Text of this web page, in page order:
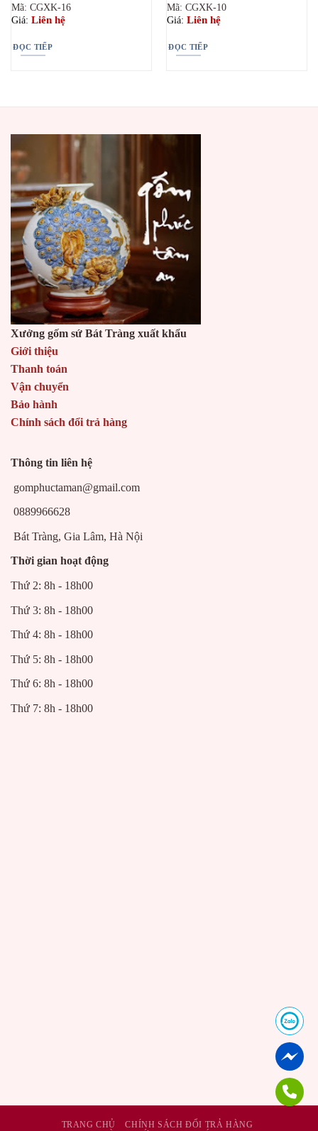
Mã: CGXK-16
Giá: Liên hệ
ĐỌC TIẾP
Mã: CGXK-10
Giá: Liên hệ
ĐỌC TIẾP
Xưởng gốm sứ Bát Tràng xuất khẩu
Giới thiệu
Thanh toán
Vận chuyển
Bảo hành
Chính sách đổi trả hàng
Thông tin liên hệ
gomphuctaman@gmail.com
0889966628
Bát Tràng, Gia Lâm, Hà Nội
Thời gian hoạt động
Thứ 2: 8h - 18h00
Thứ 3: 8h - 18h00
Thứ 4: 8h - 18h00
Thứ 5: 8h - 18h00
Thứ 6: 8h - 18h00
Thứ 7: 8h - 18h00
TRANG CHỦ
CHÍNH SÁCH ĐỔI TRẢ HÀNG